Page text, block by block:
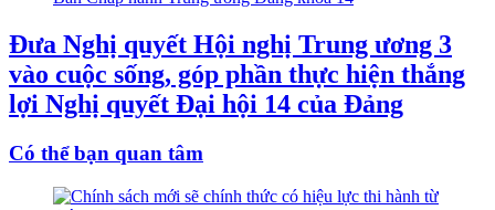
Đưa Nghị quyết Hội nghị Trung ương 3
vào cuộc sống, góp phần thực hiện thắng
lợi Nghị quyết Đại hội 14 của Đảng
Có thể bạn quan tâm